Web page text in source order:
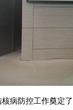
防控工作奠定了